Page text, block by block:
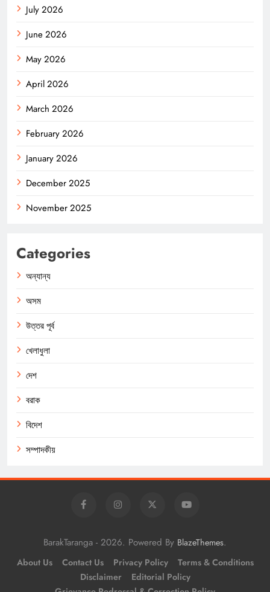
July 2026
June 2026
May 2026
April 2026
March 2026
February 2026
January 2026
December 2025
November 2025
Categories
অন্যান্য
অসম
উত্তর পূর্ব
খেলাধুলা
দেশ
বরাক
বিদেশ
সম্পাদকীয়
BarakTaranga - 2026. Powered By BlazeThemes.
About Us Contact Us Privacy Policy
Terms & Conditions
Disclaimer
Editorial Policy